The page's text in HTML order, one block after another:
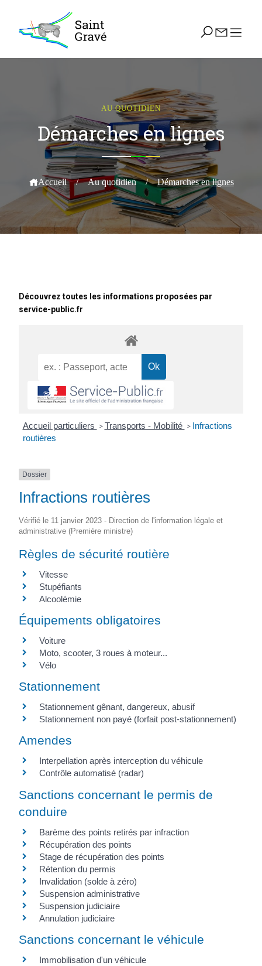
AU QUOTIDIEN
Démarches en lignes
Accueil / Au quotidien / Démarches en lignes
Découvrez toutes les informations proposées par
service-public.fr
Accueil particuliers > Transports - Mobilité > Infractions
routières
Dossier
Infractions routières
Vérifié le 11 janvier 2023 - Direction de l'information légale et
administrative (Première ministre)
Règles de sécurité routière
Vitesse
Stupéfiants
Alcoolémie
Équipements obligatoires
Voiture
Moto, scooter, 3 roues à moteur...
Vélo
Stationnement
Stationnement gênant, dangereux, abusif
Stationnement non payé (forfait post-stationnement)
Amendes
Interpellation après interception du véhicule
Contrôle automatisé (radar)
Sanctions concernant le permis de
conduire
Barème des points retirés par infraction
Récupération des points
Stage de récupération des points
Rétention du permis
Invalidation (solde à zéro)
Suspension administrative
Suspension judiciaire
Annulation judiciaire
Sanctions concernant le véhicule
Immobilisation d'un véhicule